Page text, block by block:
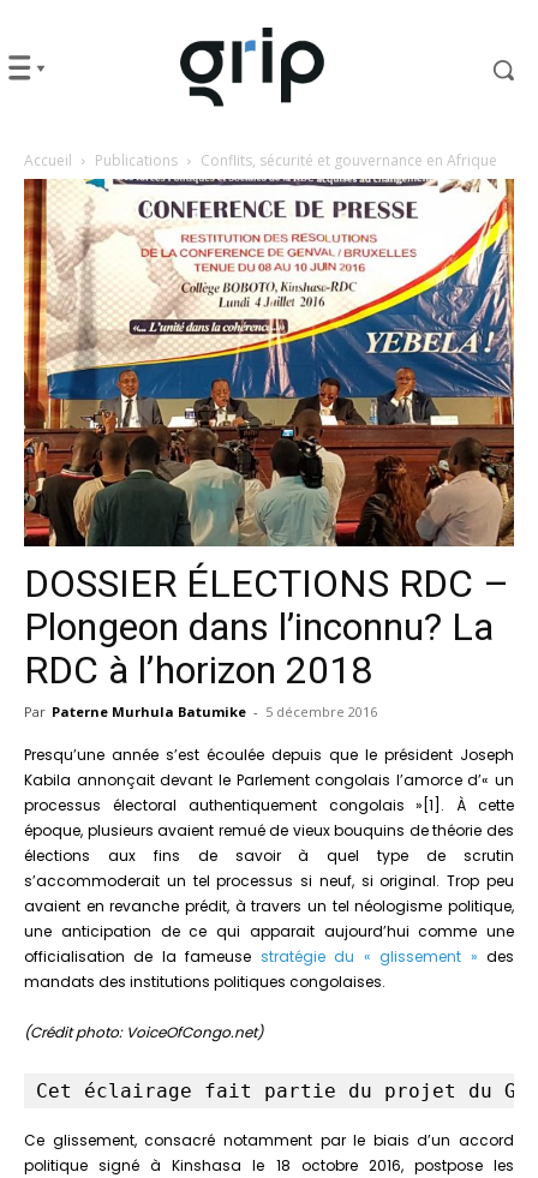
Accueil Publications Conflits, sécurité et gouvernance en Afrique
DOSSIER ÉLECTIONS RDC –
Plongeon dans l’inconnu? La
RDC à l’horizon 2018
Par Paterne Murhula Batumike - 5 décembre 2016
Presqu’une année s’est écoulée depuis que le président Joseph
Kabila annonçait devant le Parlement congolais l’amorce d’« un
processus électoral authentiquement congolais »[1]. À cette
époque, plusieurs avaient remué de vieux bouquins de théorie des
élections aux fins de savoir à quel type de scrutin
s’accommoderait un tel processus si neuf, si original. Trop peu
avaient en revanche prédit, à travers un tel néologisme politique,
une anticipation de ce qui apparait aujourd’hui comme une
officialisation de la fameuse stratégie du « glissement » des
mandats des institutions politiques congolaises.
(Crédit photo: VoiceOfCongo.net)
Cet éclairage fait partie du projet du
Ce glissement, consacré notamment par le biais d’un accord
politique signé à Kinshasa le 18 octobre 2016, postpose les